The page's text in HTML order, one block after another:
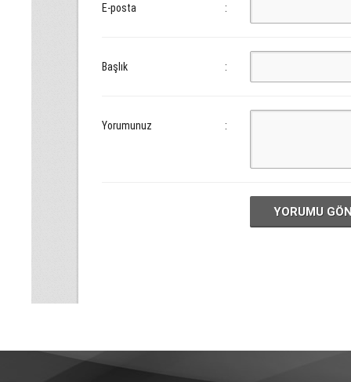
E-posta :
Başlık :
Yorumunuz :
YORUMU